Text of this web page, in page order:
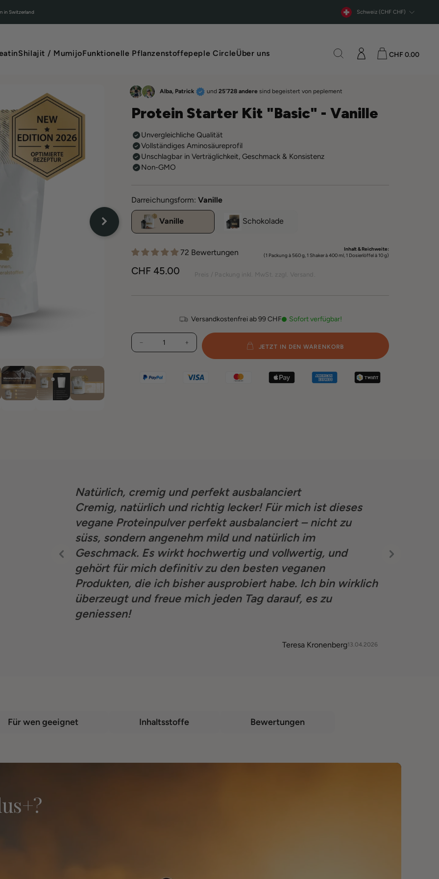
in Switzerland Währung
Schweiz (CHF CHF)
Shilajit / MumijoFunktionelle Pflanzenstoffepeple CircleÜber uns Suche EinloggenEinkaufswagen
CHF 0.00
Alba, Patrick und 25'728 andere sind begeistert von peplement
Protein Starter Kit "Basic" - Vanille
Unvergleichliche Qualität
Vollständiges Aminosäureprofil
Unschlagbar in Verträglichkeit, Geschmack & Konsistenz
Non-GMO
Darreichungsform: Vanille
Vanille Schokolade
72 Bewertungen
Inhalt & Reichweite:
(1 Packung à 560 g, 1 Shaker à 400 ml, 1 Dosierlöffel à 10 g)
Normaler
CHF 45.00 Preis / Packung inkl. MwSt. zzgl. Versand.
Versandkostenfrei ab 99 CHF Sofort verfügbar!
MENGE
+ JETZT IN DEN WARENKORB
was für
viel
Ton. Ich
Natürlich, cremig und perfekt ausbalanciert
Cremig, natürlich und richtig lecker! Für mich ist dieses
vegane Proteinpulver perfekt ausbalanciert – nicht zu
süss, sondern angenehm mild und natürlich im
Geschmack. Es wirkt hochwertig und vollwertig, und
gehört für mich definitiv zu den besten veganen
Produkten, die ich bisher ausprobiert habe. Ich bin wirklich
überzeugt und freue mich jeden Tag darauf, es zu
geniessen!
Teresa Kronenberg13.04.2026
Für wen geeignet Inhaltsstoffe Bewertungen